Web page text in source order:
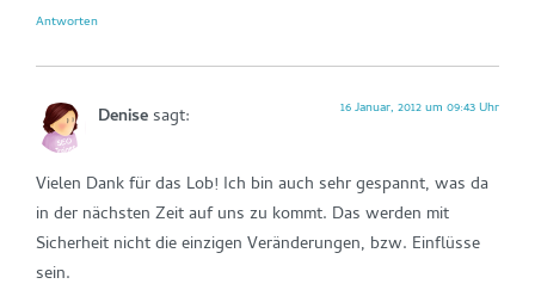
Antworten
Denisesagt: 16 Januar, 2012 um 09:43 Uhr
Vielen Dank für das Lob! Ich bin auch sehr gespannt, was da
in der nächsten Zeit auf uns zu kommt. Das werden mit
Sicherheit nicht die einzigen Veränderungen, bzw. Einflüsse
sein.